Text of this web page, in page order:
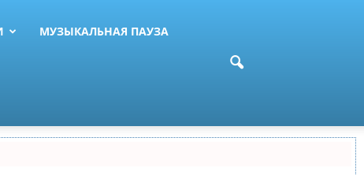
МУЗЫКАЛЬНАЯ ПАУЗА